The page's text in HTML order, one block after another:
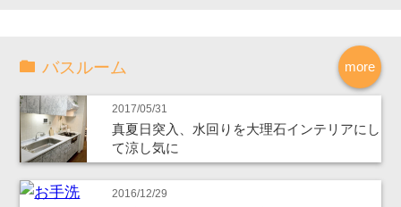
more
バスルーム
2017/05/31
真夏日突入、水回りを大理石インテリアにし
て涼し気に
2016/12/29